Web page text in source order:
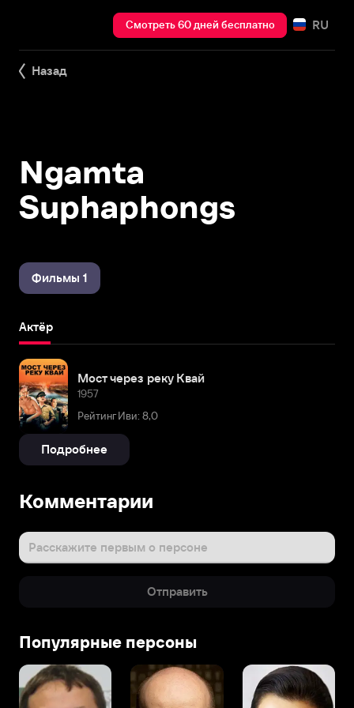
Смотреть 60 дней бесплатно RU
Назад
Ngamta
Suphaphongs
Фильмы 1
Актёр
Мост через реку Квай
1957
Рейтинг Иви: 8,0
Подробнее
Комментарии
Расскажите первым о персоне
Отправить
Популярные персоны